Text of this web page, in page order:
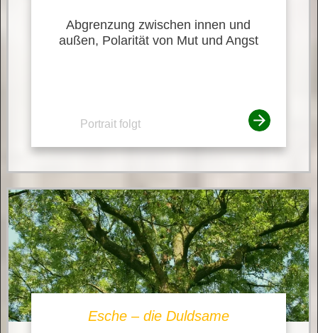
Abgrenzung zwischen innen und
außen, Polarität von Mut und Angst
Portrait folgt
Esche – die Duldsame